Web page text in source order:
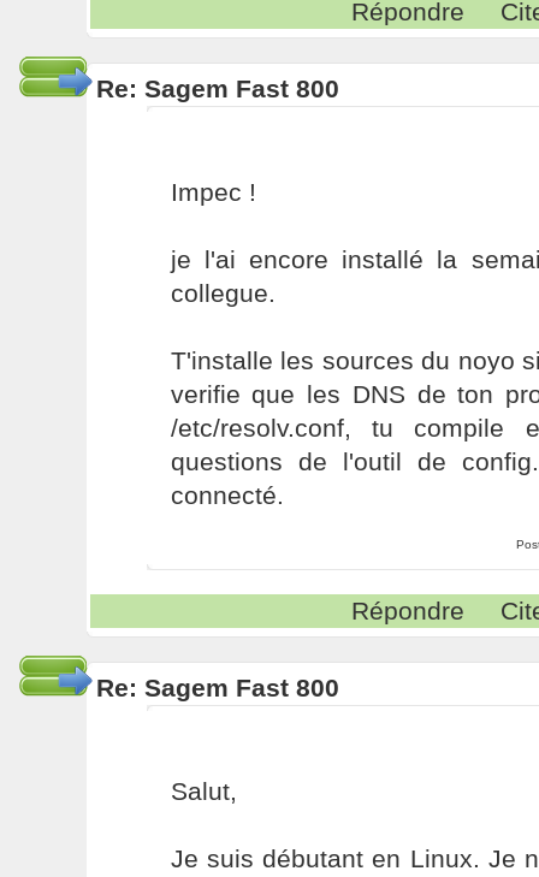
Répondre
Re: Sagem Fast 800
Impec !
je l'ai encore installé la
collegue.
T'installe les sources du noyo
verifie que les DNS de ton
/etc/resolv.conf, tu
questions de l'outil de
connecté.
Répondre
Re: Sagem Fast 800
Salut,
Je suis débutant en Linux. Je